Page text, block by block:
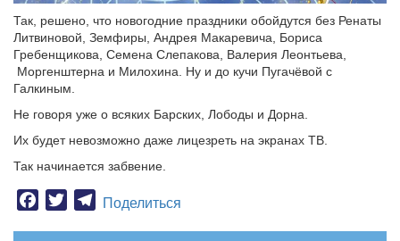
Так, решено, что новогодние праздники обойдутся без Ренаты
Литвиновой, Земфиры, Андрея Макаревича, Бориса
Гребенщикова, Семена Слепакова, Валерия Леонтьева,
Моргенштерна и Милохина. Ну и до кучи Пугачёвой с
Галкиным.
Не говоря уже о всяких Барских, Лободы и Дорна.
Их будет невозможно даже лицезреть на экранах ТВ.
Так начинается забвение.
Facebook
TwitterTelegram
Поделиться